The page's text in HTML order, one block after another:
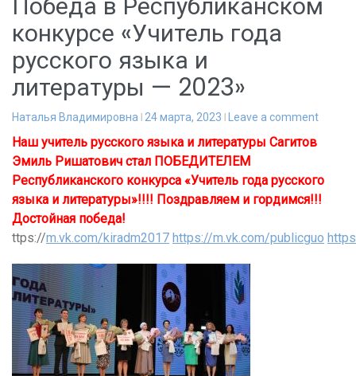
конкурсе «Учитель года
русского языка и
литературы — 2023»
Наталья Владимировна 24 марта, 2023 Leave a comment
Наш учитель русского языка и литературы Сагитов
Эмиль Ришатович стал ПОБЕДИТЕЛЕМ
Республиканского конкурса «Учитель года русского
языка и литературы»!!!! Поздравляем и гордимся!!!
Достойная победа!
ttps://m.vk.com/kiradm2017 https://m.vk.com/publicguo